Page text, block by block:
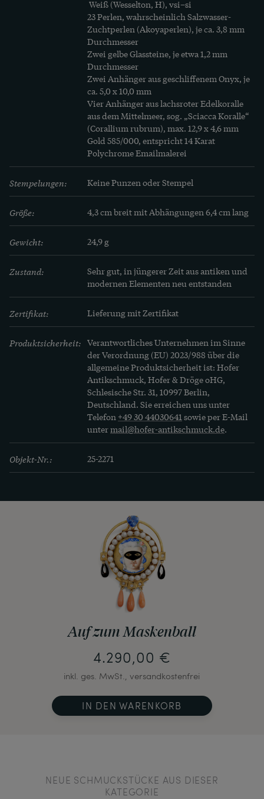
Die Emailmalerei ist zum Ende des 19.
Jahrhunderts entstanden. Die große Brosche,
welche sie heute rahmt, wurde 100 Jahre später
ergänzt. Sie nimmt ganz wunderbar Bezug zur
Malerei. Sie umgibt die Malerei mit Perlen, weiß
wie das Haar der Dame, einem leuchtenden
Saphir, passend zur Farbe ihrer Haube, Pendeln
aus geschnittenem Onyx, passend zur Maske,
rosige Korallen, passend zu den Wangen, und
Diamanten, weiß wie ihr Haar. Sie besteht aus
Gold und ist von Hand sehr hochwertig
verarbeitet.
Wir haben die Brosche hier in Berlin entdeckt.
Vgl. mit Abbildungen anderer Medaillons mit
entspr. Malerei z.B. Ginny Reddington Dawes /
Olivia Collings: Georgian Jewellery 1714-1830,
Woodbridge 2007, S. 21
Weiß (Wesselton, H), vsi–si
23 Perlen, wahrscheinlich Salzwasser-
Zuchtperlen (Akoyaperlen), je ca. 3,8 mm
Durchmesser
Zwei gelbe Glassteine, je etwa 1,2 mm
Durchmesser
Zwei Anhänger aus geschliffenem Onyx, je
ca. 5,0 x 10,0 mm
Vier Anhänger aus lachsroter Edelkoralle
aus dem Mittelmeer, sog. „Sciacca Koralle“
(Corallium rubrum), max. 12,9 x 4,6 mm
Gold 585/000, entspricht 14 Karat
Polychrome Emailmalerei
Stempelungen: Keine Punzen oder Stempel
Größe: 4,3 cm breit mit Abhängungen 6,4 cm lang
Gewicht: 24,9 g
Zustand:
Sehr gut, in jüngerer Zeit aus antiken und
modernen Elementen neu entstanden
Zertifikat: Lieferung mit Zertifikat
Produktsicherheit: Verantwortliches Unternehmen im Sinne
der Verordnung (EU) 2023/988 über die
allgemeine Produktsicherheit ist: Hofer
Antikschmuck, Hofer & Dröge oHG,
Schlesische Str. 31, 10997 Berlin,
Deutschland. Sie erreichen uns unter
Telefon +49 30 44030641sowie per E-Mail
untermail@hofer-antikschmuck.de.
Objekt-Nr.: 25-2271
Auf zum Maskenball
4.290,00 €
inkl. ges. MwSt., versandkostenfrei
IN DEN WARENKORB
NEUE SCHMUCKSTÜCKE AUS DIESER
KATEGORIE